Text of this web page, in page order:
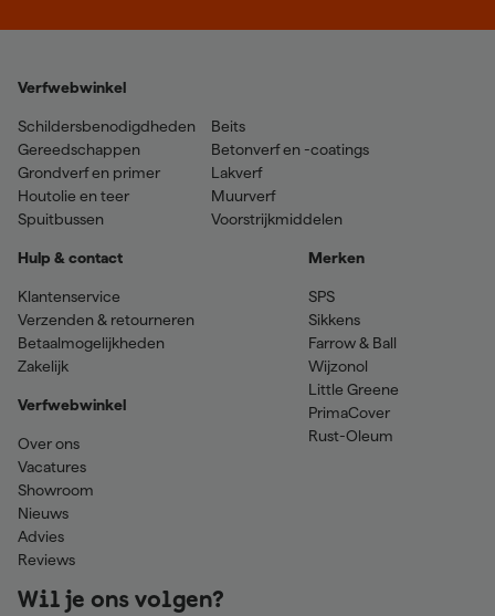
Verfwebwinkel
Schildersbenodigdheden
Gereedschappen
Grondverf en primer
Houtolie en teer
Spuitbussen
Beits
Betonverf en -coatings
Lakverf
Muurverf
Voorstrijkmiddelen
Hulp & contact
Klantenservice
Verzenden & retourneren
Betaalmogelijkheden
Zakelijk
Verfwebwinkel
Over ons
Vacatures
Showroom
Nieuws
Advies
Reviews
Merken
SPS
Sikkens
Farrow & Ball
Wijzonol
Little Greene
PrimaCover
Rust-Oleum
Wil je ons volgen?